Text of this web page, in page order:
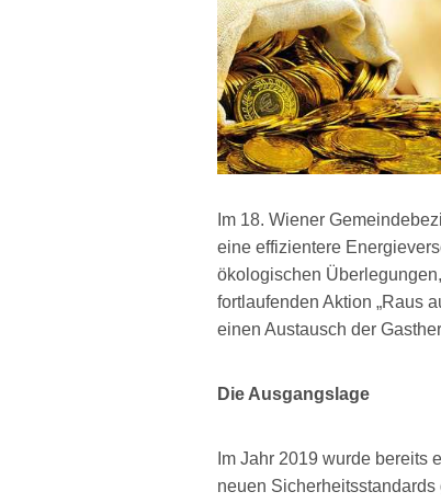
Im 18. Wiener
eine effizientere
ökologischen
fortlaufenden Aktion „Raus
einen Austausch der
Die Ausgangslage
Im Jahr 2019 wurde bereits
neuen